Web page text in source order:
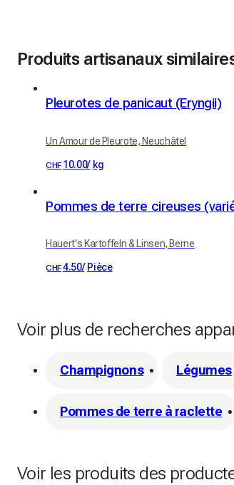
Produits artisanaux
Pleurotes de panicaut (Eryngii)
Un Amour de Pleurote, Neuchâtel
CHF 10.00/ kg
Hauert's Kartoffeln & Linsen, Berne
CHF4.50/ Pièce
Voir plus de recherches
Champignons Légumes
Pommes de terre à raclette
Voir les produits des